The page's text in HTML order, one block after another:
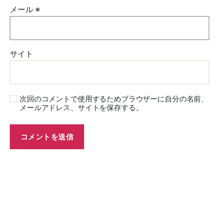
メール ※
サイト
次回のコメントで使用するためブラウザーに自分の名前、
メールアドレス、サイトを保存する。